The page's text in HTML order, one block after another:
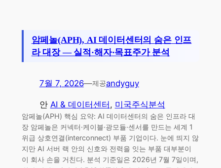
암페놀(APH), AI 데이터센터의 숨은 인프
라 대장 — 실적·해자·목표주가 분석
7월 7, 2026—제공andyguy
안 AI & 데이터센터 , 미국주식분석
암페놀(APH) 핵심 요약: AI 데이터센터의 숨은 인프라 대
장 암페놀은 커넥터·케이블·광모듈·센서를 만드는 세계 1
위급 상호연결(interconnect) 부품 기업이다. 눈에 띄지 않
지만 AI 서버 랙 안의 신호와 전력을 잇는 부품 대부분이
이 회사 손을 거친다. 분석 기준일은 2026년 7월 7일이며,